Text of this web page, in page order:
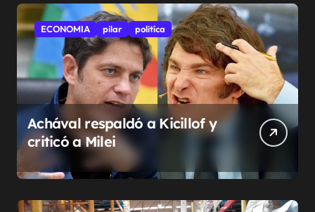
ECONOMIA pilar politíca
Achával respaldó a Kicillof y
criticó a Milei